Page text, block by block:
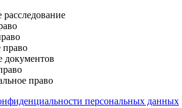
расследование
документов​
право
персональных данных